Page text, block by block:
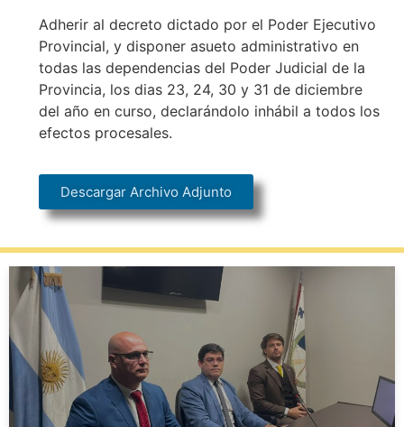
Adherir al decreto dictado por el Poder Ejecutivo
Provincial, y disponer asueto administrativo en
todas las dependencias del Poder Judicial de la
Provincia, los dias 23, 24, 30 y 31 de diciembre
del año en curso, declarándolo inhábil a todos los
efectos procesales.
Descargar Archivo Adjunto